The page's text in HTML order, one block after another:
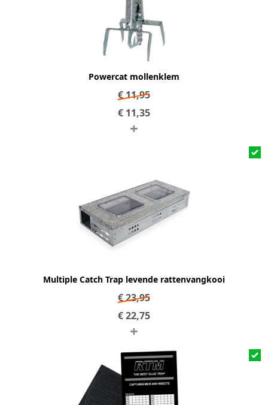
Powercat mollenklem
€11,95
€ 11,35
+
Multiple Catch Trap levende rattenvangkooi
€23,95
€22,75
+